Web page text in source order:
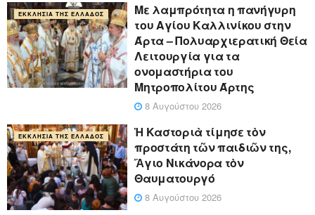
ΕΚΚΛΗΣΊΑ ΤΗΣ ΕΛΛΆΔΟΣ
Με λαμπρότητα η πανήγυρη
του Αγίου Καλλινίκου στην
Άρτα – Πολυαρχιερατική Θεία
Λειτουργία για τα
ονομαστήρια του
Μητροπολίτου Άρτης
8 Αυγούστου 2026
ΕΚΚΛΗΣΊΑ ΤΗΣ ΕΛΛΆΔΟΣ
Ἡ Καστοριὰ τίμησε τὸν
προστάτη τῶν παιδιῶν της,
Ἅγιο Νικάνορα τὸν
Θαυματουργό
8 Αυγούστου 2026